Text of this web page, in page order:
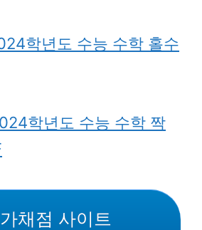
학년도 수능 수학 홀수
학년도 수능 수학 짝
채점 사이트